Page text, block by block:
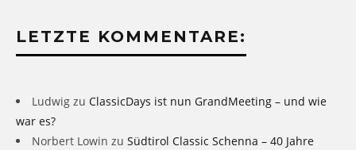
LETZTE KOMMENTARE:
Ludwig zu ClassicDays ist nun GrandMeeting – und wie
war es?
Norbert Lowin zu Südtirol Classic Schenna – 40 Jahre